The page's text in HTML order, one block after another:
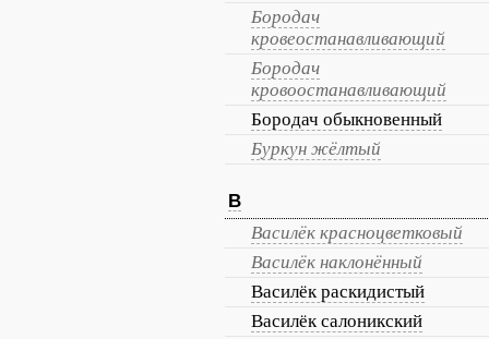
Бородач
кровеостанавливающий
Бородач
кровоостанавливающий
Бородач обыкновенный
Буркун жёлтый
В
Василёк красноцветковый
Василёк наклонённый
Василёк раскидистый
Василёк салоникский